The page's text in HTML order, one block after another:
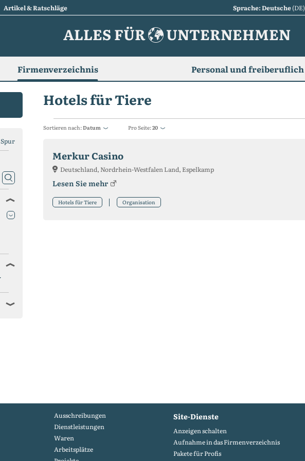
Artikel & Ratschläge Sprache: Deutsche(DE)
ALLES FÜR UNTERNEHMEN
Firmenverzeichnis Personal und freiberuflich
Hotels für Tiere
Sortieren nach:Datum Pro Seite:20
Merkur Casino
Deutschland, Nordrhein-Westfalen Land, Espelkamp
Lesen Sie mehr
Hotels für Tiere Organisation
Spur
Ausschreibungen
Dienstleistungen
Waren
Arbeitsplätze
Site-Dienste
Anzeigen schalten
Aufnahme in das Firmenverzeichnis
Pakete für Profis